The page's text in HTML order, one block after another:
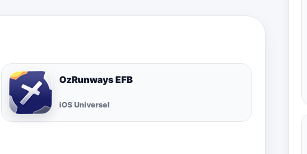
OzRunways EFB
iOS Universel